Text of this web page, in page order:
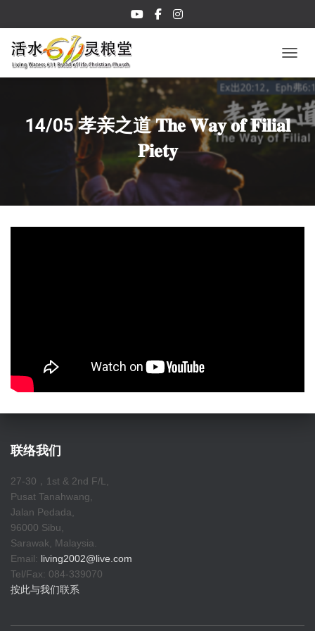
14/05 孝亲之道 𝐓𝐡𝐞 𝐖𝐚𝐲 𝐨𝐟 𝐅𝐢𝐥𝐢𝐚𝐥
𝐏𝐢𝐞𝐭𝐲
联络我们
27-30，1st & 2nd F/L,
Pusat Tanahwang,
Jalan Pedada,
96000 Sibu,
Sarawak, Malaysia.
Email: living2002@live.com
Tel/Fax: 084-339070
按此与我们联系